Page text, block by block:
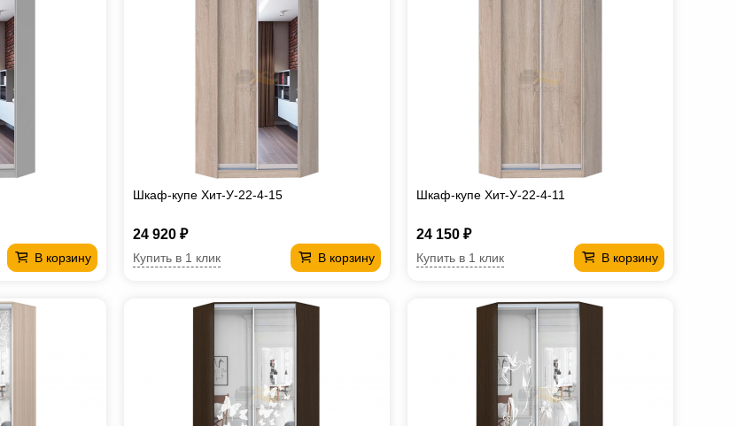
В корзину
Шкаф-купе Хит-У-22-4-15
24 920 ₽
В корзину
Купить в 1 клик
Шкаф-купе Хит-У-22-4-11
24 150 ₽
В корзину
Купить в 1 клик